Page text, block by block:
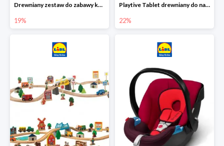
Drewniany zestaw do zabawy kolejką - farma i wiadukt
19%
Playtive Tablet drewniany do nauki, interaktywny
22%